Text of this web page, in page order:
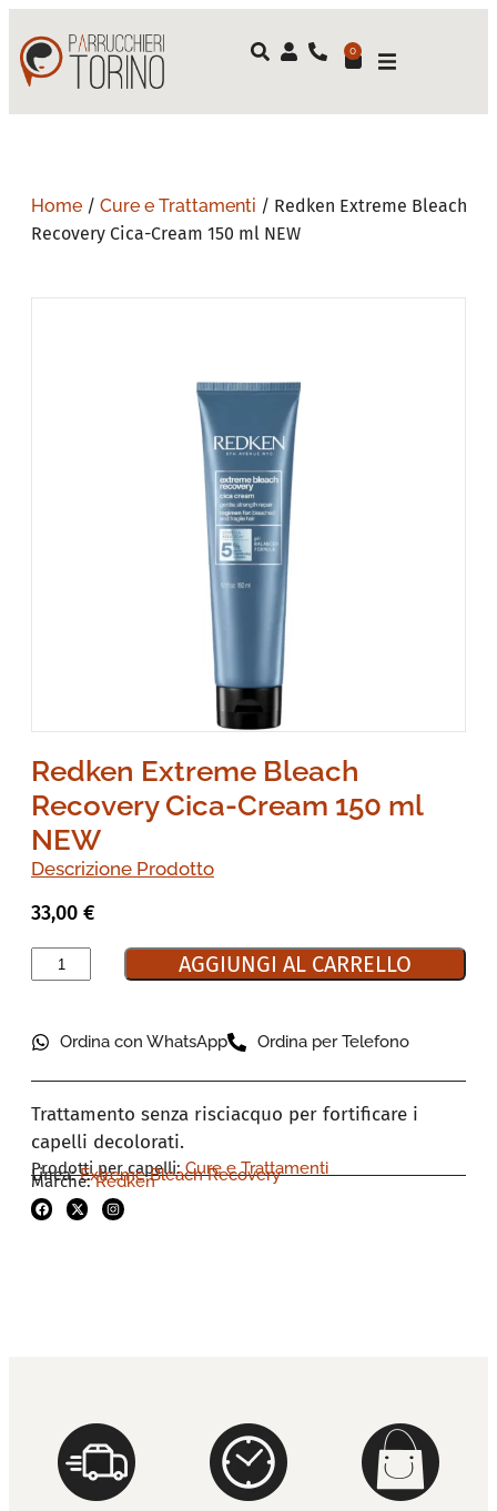
0
Home / Cure e Trattamenti / Redken Extreme Bleach
Recovery Cica-Cream 150 ml NEW
Redken Extreme Bleach
Recovery Cica-Cream 150 ml
NEW
Descrizione Prodotto
33,00 €
AGGIUNGI AL CARRELLO
Ordina con WhatsApp Ordina per Telefono
Trattamento senza risciacquo per fortificare i
capelli decolorati.
Prodotti per capelli:Cure e Trattamenti
Linea:Extreme Bleach Recovery
Marche:Redken